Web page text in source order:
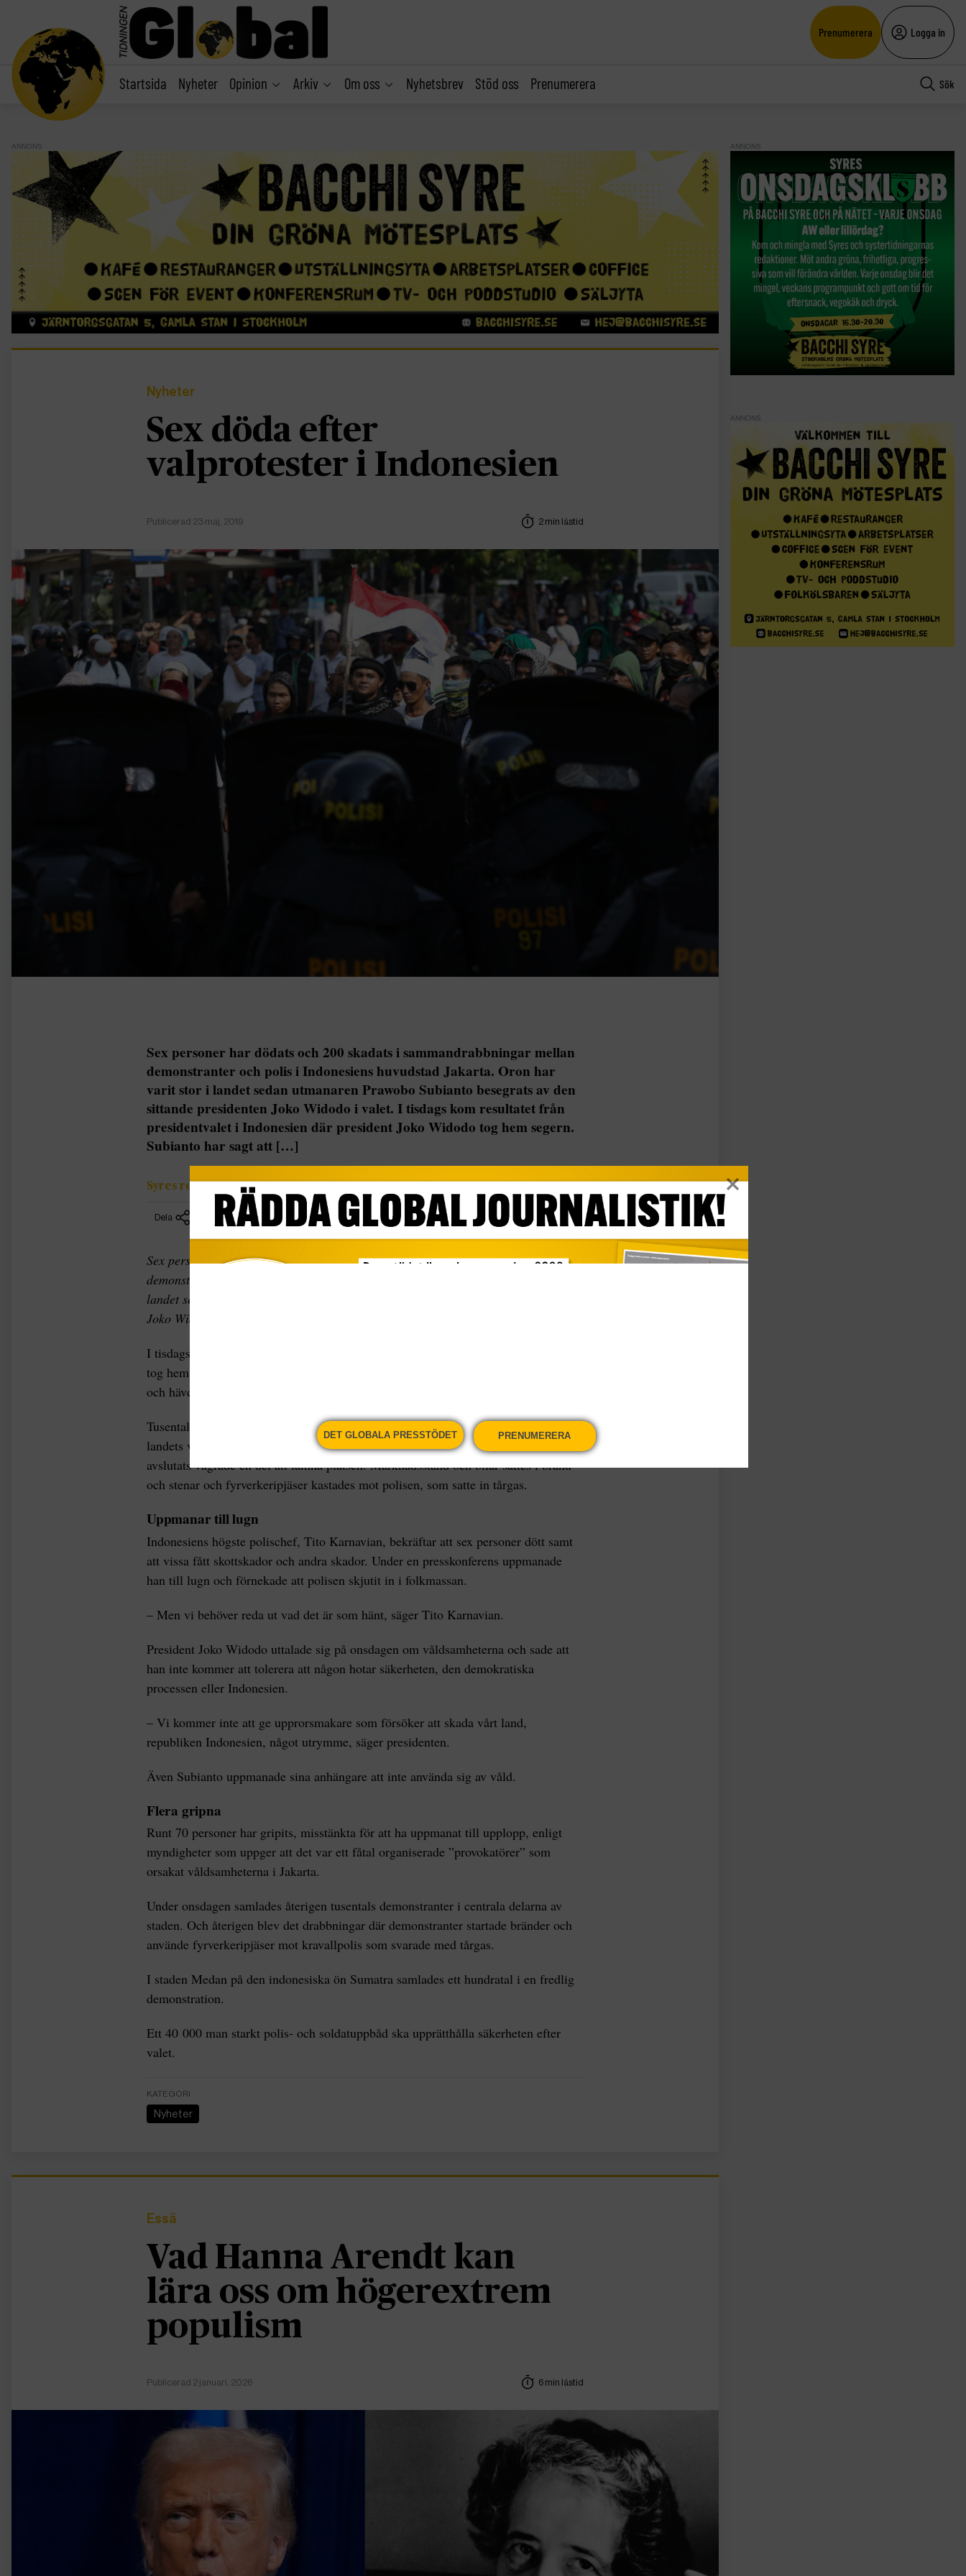
Prenumerera Logga in
Startsida Nyheter Opinion Arkiv Om oss Nyhetsbrev Stöd oss Prenumerera Sök
ANNONS
Nyheter
Sex döda efter
valprotester i Indonesien
Publicerad 23 maj, 2019 2 min lästid
Sex personer har dödats och 200 skadats i sammandrabbningar mellan
demonstranter och polis i Indonesiens huvudstad Jakarta. Oron har
varit stor i landet sedan utmanaren Prawobo Subianto besegrats av den
sittande presidenten Joko Widodo i valet. I tisdags kom resultatet från
presidentvalet i Indonesien där president Joko Widodo tog hem segern.
Subianto har sagt att […]
Syres redaktion
Dela
Sex personer har dödats och 200 skadats i sammandrabbningar mellan
demonstranter och polis i Indonesiens huvudstad Jakarta. Oron har varit stor i
landet sedan utmanaren Prawobo Subianto besegrats av den sittande presidenten
Joko Widodo i valet.
I tisdags kom resultatet från presidentvalet i Indonesien där president Joko Widodo
tog hem segern. Subianto har sagt att han kommer att utmana resultatet i domstol,
och hävdar att det finns bevis på valfusk.
Tusentals demonstranter samlades utanför den myndighet i Jakarta som övervakar
landets val, i stöd för Subianto. Demonstrationen fortlöpte fredligt, men när den
avslutats vägrade en del att lämna platsen. Marknadsstånd och bilar sattes i brand
och stenar och fyrverkeripjäser kastades mot polisen, som satte in tårgas.
Uppmanar till lugn
Indonesiens högste polischef, Tito Karnavian, bekräftar att sex personer dött samt
att vissa fått skottskador och andra skador. Under en presskonferens uppmanade
han till lugn och förnekade att polisen skjutit in i folkmassan.
– Men vi behöver reda ut vad det är som hänt, säger Tito Karnavian.
President Joko Widodo uttalade sig på onsdagen om våldsamheterna och sade att
han inte kommer att tolerera att någon hotar säkerheten, den demokratiska
processen eller Indonesien.
– Vi kommer inte att ge upprorsmakare som försöker att skada vårt land,
republiken Indonesien, något utrymme, säger presidenten.
Även Subianto uppmanade sina anhängare att inte använda sig av våld.
Flera gripna
Runt 70 personer har gripits, misstänkta för att ha uppmanat till upplopp, enligt
myndigheter som uppger att det var ett fåtal organiserade ”provokatörer” som
orsakat våldsamheterna i Jakarta.
Under onsdagen samlades återigen tusentals demonstranter i centrala delarna av
staden. Och återigen blev det drabbningar där demonstranter startade bränder och
använde fyrverkeripjäser mot kravallpolis som svarade med tårgas.
I staden Medan på den indonesiska ön Sumatra samlades ett hundratal i en fredlig
demonstration.
Ett 40 000 man starkt polis- och soldatuppbåd ska upprätthålla säkerheten efter
valet.
KATEGORI
Nyheter
Essä
Vad Hanna Arendt kan
lära oss om högerextrem
populism
Publicerad 2 januari, 2026 6 min lästid
ANNONS
ANNONS
DET GLOBALA PRESSTÖDET PRENUMERERA